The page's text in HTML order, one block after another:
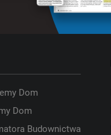
Dom
Dom
Budownictwa